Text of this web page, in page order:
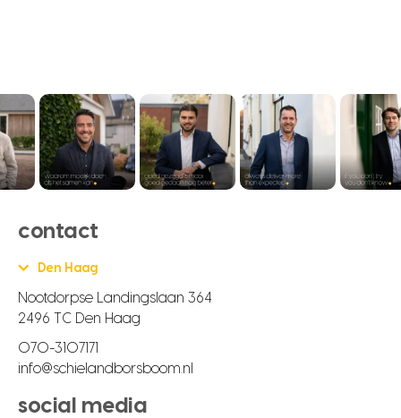
contact
Den Haag
Nootdorpse Landingslaan 364
2496 TC Den Haag
070-3107171
info@schielandborsboom.nl
social media